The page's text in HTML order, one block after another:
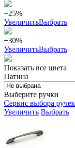
+25%
УвеличитьВыбрать
+30%
УвеличитьВыбрать
Показать все цвета
Патина
Выберите ручки
Сервис выбора ручек
Увеличить Выбрать